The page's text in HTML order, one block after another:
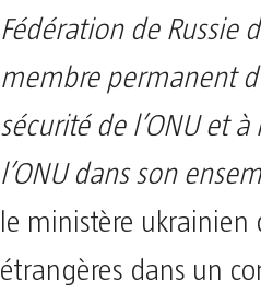
Fédération de Russie
membre permanent
sécurité de l’ONU et à
l’ONU dans son
le ministère ukrainien
étrangères dans un